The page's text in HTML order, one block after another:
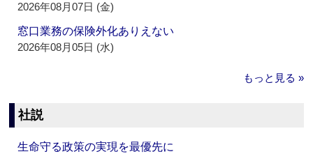
2026年08月07日 (金)
窓口業務の保険外化ありえない
2026年08月05日 (水)
もっと見る »
社説
生命守る政策の実現を最優先に